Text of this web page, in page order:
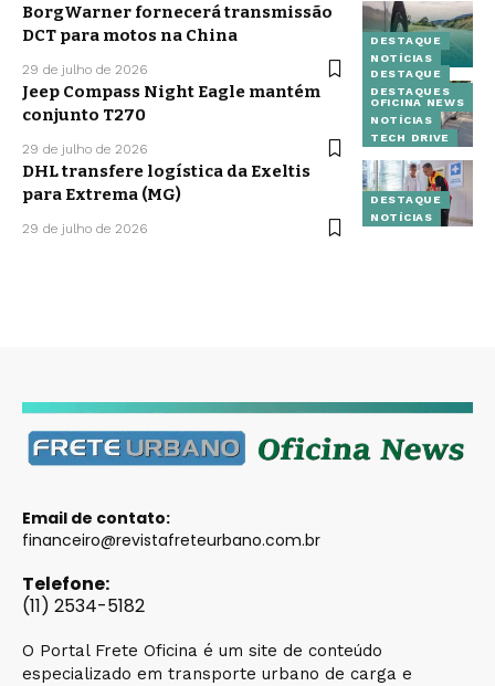
DESTAQUE
NOTÍCIAS
BorgWarner fornecerá transmissão
DCT para motos na China
29 de julho de 2026
DESTAQUE
DESTAQUES
OFICINA NEWS
NOTÍCIAS
TECH DRIVE
Jeep Compass Night Eagle mantém
conjunto T270
29 de julho de 2026
DESTAQUE
NOTÍCIAS
DHL transfere logística da Exeltis
para Extrema (MG)
29 de julho de 2026
Email de contato:
financeiro@revistafreteurbano.com.br
Telefone:
(11) 2534-5182
O Portal Frete Oficina é um site de conteúdo
especializado em transporte urbano de carga e